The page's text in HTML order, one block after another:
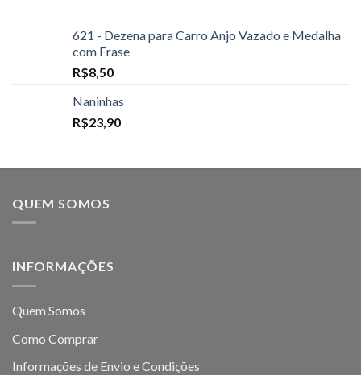
621 - Dezena para Carro Anjo Vazado e Medalha
com Frase
R$8,50
Naninhas
R$23,90
QUEM SOMOS
INFORMAÇÕES
Quem Somos
Como Comprar
Informações de Envio e Condições